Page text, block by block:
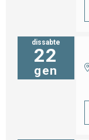
dissabte
22
gen